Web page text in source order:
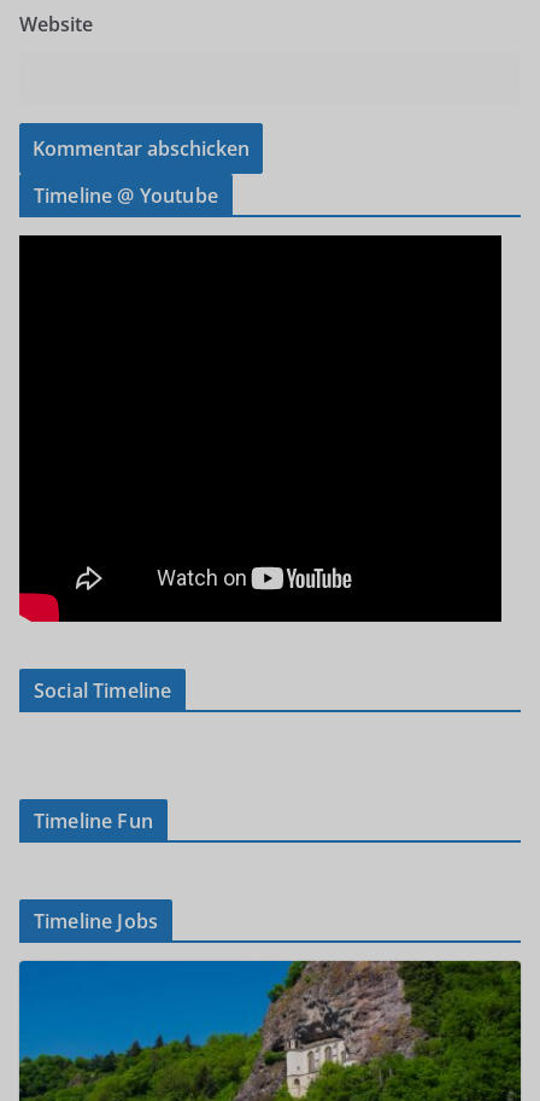
Website
Timeline @ Youtube
Social Timeline
Timeline Fun
Timeline Jobs